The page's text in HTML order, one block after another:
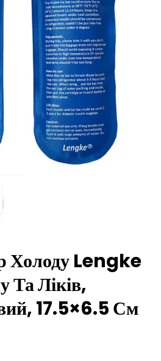
Холоду Lengke
Та Ліків,
17.5×6.5 См